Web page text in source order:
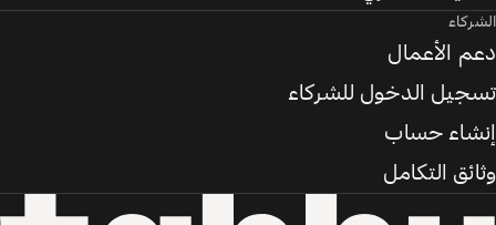
الشركاء
دعم الأعمال
تسجيل الدخول للشركاء
إنشاء حساب
وثائق التكامل